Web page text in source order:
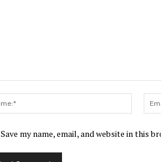
Name:*
Save my name, email, and website in this